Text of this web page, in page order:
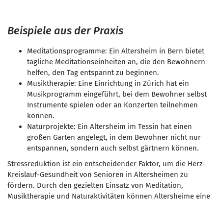
Beispiele aus der Praxis
Meditationsprogramme: Ein Altersheim in Bern bietet
tägliche Meditationseinheiten an, die den Bewohnern
helfen, den Tag entspannt zu beginnen.
Musiktherapie: Eine Einrichtung in Zürich hat ein
Musikprogramm eingeführt, bei dem Bewohner selbst
Instrumente spielen oder an Konzerten teilnehmen
können.
Naturprojekte: Ein Altersheim im Tessin hat einen
großen Garten angelegt, in dem Bewohner nicht nur
entspannen, sondern auch selbst gärtnern können.
Stressreduktion ist ein entscheidender Faktor, um die Herz-
Kreislauf-Gesundheit von Senioren in Altersheimen zu
fördern. Durch den gezielten Einsatz von Meditation,
Musiktherapie und Naturaktivitäten können Altersheime eine